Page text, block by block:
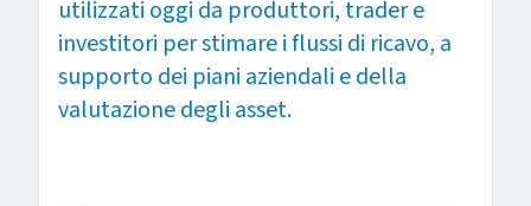
utilizzati oggi da produttori, trader e
investitori per stimare i flussi di ricavo, a
supporto dei piani aziendali e della
valutazione degli asset.